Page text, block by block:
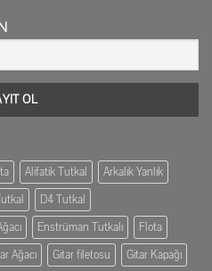
Alifatik Tutkal
Arkalık Yanlık
D4 Tutkal
Enstrüman Tutkalı
Flota
Ağacı Gitar filetosu Gitar Kapağı